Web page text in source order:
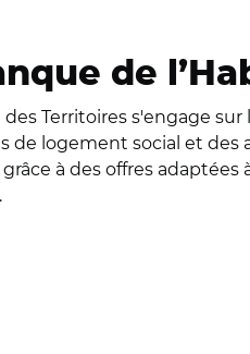
de
des Territoires s'engage
de logement social et des
à des offres adaptées